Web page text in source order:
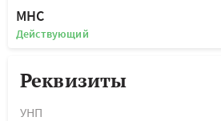
МНС
Действующий
Реквизиты
УНП